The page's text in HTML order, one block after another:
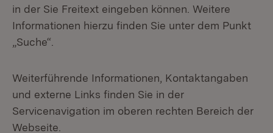
in der Sie Freitext eingeben können. Weitere
Informationen hierzu finden Sie unter dem Punkt
„Suche“.
Weiterführende Informationen, Kontaktangaben
und externe Links finden Sie in der
Servicenavigation im oberen rechten Bereich der
Webseite.